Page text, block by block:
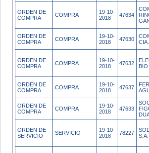
ORDEN DE
COMPRA
COMPRA
19-10-
2018
47634
ORDEN DE
COMPRA
COMPRA
19-10-
2018
47630
ORDEN DE
COMPRA
COMPRA
19-10-
2018
47632
ORDEN DE
COMPRA
COMPRA
19-10-
2018
47637
ORDEN DE
COMPRA
COMPRA
19-10-
2018
47633
ORDEN DE
SERVICIO
SERVICIO
19-10-
2018
78227
S.A.